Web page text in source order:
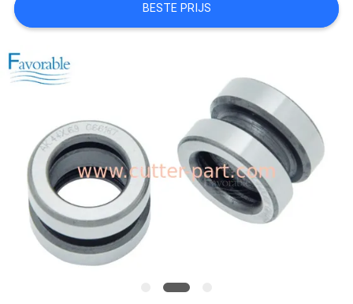
PRIVACY
POLICY
BESTE PRIJS